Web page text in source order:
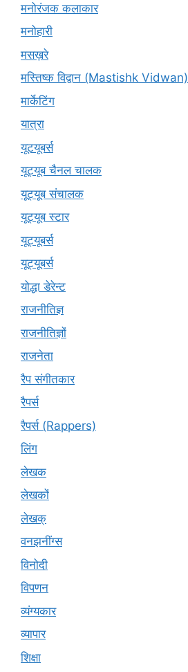
मनोरंजक कलाकार
मनोहारी
मसख़रे
मस्तिष्क विद्वान (Mastishk Vidwan)
मार्केटिंग
यात्रा
यूटयूबर्स
यूट्यूब चैनल चालक
यूट्यूब संचालक
यूट्यूब स्टार
यूट्यूबर्स
यूट्‍यूबर्स
योद्धा डेरेन्ट
राजनीतिज्ञ
राजनीतिज्ञों
राजनेता
रैप संगीतकार
रैपर्स
रैपर्स (Rappers)
लिंग
लेखक
लेखकों
लेखक्
वनझनींग्स
विनोदी
विपणन
व्यंग्यकार
व्यापार
शिक्षा